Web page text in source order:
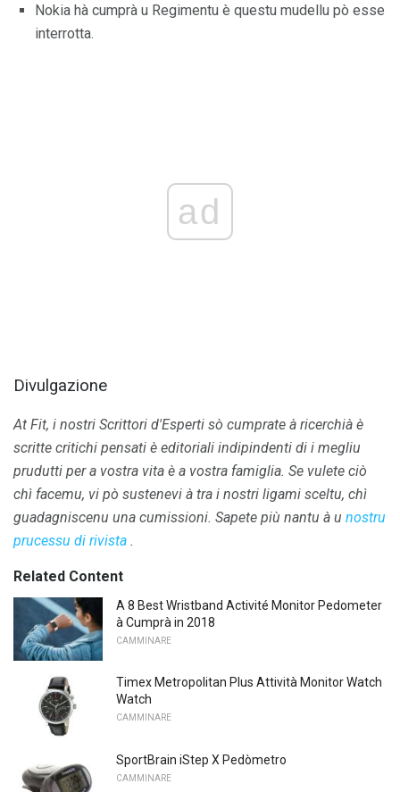
Nokia hà cumprà u Regimentu è questu mudellu pò esse
interrotta.
ad
Divulgazione
At Fit, i nostri Scrittori d'Esperti sò cumprate à ricerchià è
scritte critichi pensati è editoriali indipindenti di i megliu
prudutti per a vostra vita è a vostra famiglia. Se vulete ciò
chì facemu, vi pò sustenevi à tra i nostri ligami sceltu, chì
guadagniscenu una cumissioni. Sapete più nantu à u nostru
prucessu di rivista .
Related Content
A 8 Best Wristband Activité Monitor Pedometer
à Cumprà in 2018
CAMMINARE
Timex Metropolitan Plus Attività Monitor Watch
Watch
CAMMINARE
SportBrain iStep X Pedòmetro
CAMMINARE